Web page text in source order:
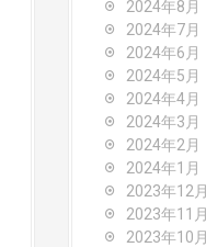
2024年8月
2024年7月
2024年6月
2024年5月
2024年4月
2024年3月
2024年2月
2024年1月
2023年12月
2023年11月
2023年10月